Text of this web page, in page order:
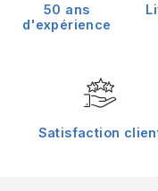
50 ans
d'expérience
Satisfaction